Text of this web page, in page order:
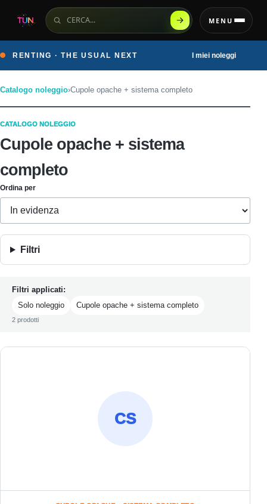
Cerca sul sito MENU
RENTING · THE USUAL NEXT I miei noleggi
Catalogo noleggio›Cupole opache + sistema completo
CATALOGO NOLEGGIO
Cupole opache + sistema
completo
Ordina per
Filtri
Filtri applicati:
Solo noleggio
Cupole opache + sistema completo
2 prodotti
CS